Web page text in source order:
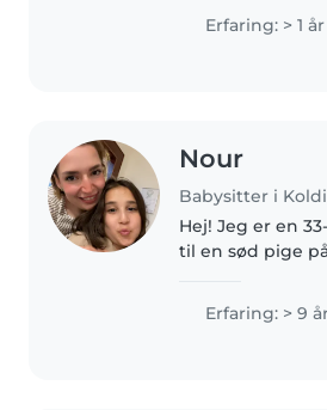
kemi. I min fritid
synge og tage
er en meget
Erfaring: > 1 år
Nour
Babysitter i
Hej! Jeg er en
til en sød pige
erfaring med
småbørn og
Erfaring: > 9